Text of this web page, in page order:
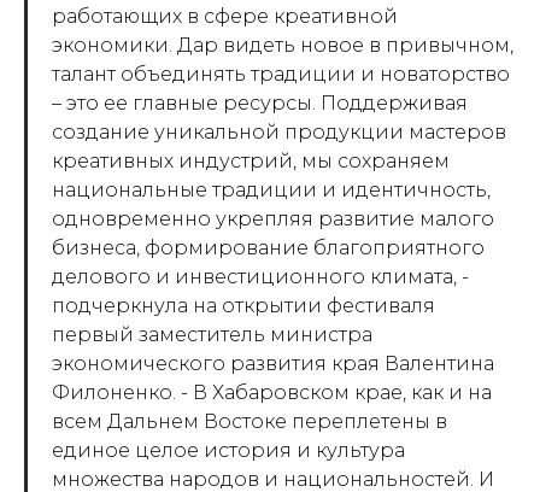
работающих в сфере креативной
экономики. Дар видеть новое в привычном,
талант объединять традиции и новаторство
– это ее главные ресурсы. Поддерживая
создание уникальной продукции мастеров
креативных индустрий, мы сохраняем
национальные традиции и идентичность,
одновременно укрепляя развитие малого
бизнеса, формирование благоприятного
делового и инвестиционного климата, -
подчеркнула на открытии фестиваля
первый заместитель министра
экономического развития края Валентина
Филоненко. - В Хабаровском крае, как и на
всем Дальнем Востоке переплетены в
единое целое история и культура
множества народов и национальностей. И